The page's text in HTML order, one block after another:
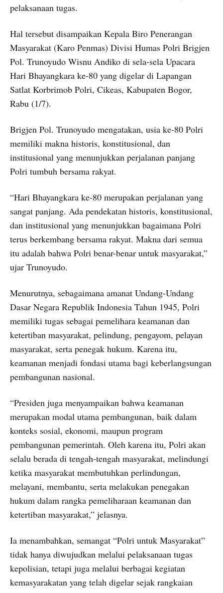
pelaksanaan tugas.
Hal tersebut disampaikan Kepala Biro Penerangan
Masyarakat (Karo Penmas) Divisi Humas Polri Brigjen
Pol. Trunoyudo Wisnu Andiko di sela-sela Upacara
Hari Bhayangkara ke-80 yang digelar di Lapangan
Satlat Korbrimob Polri, Cikeas, Kabupaten Bogor,
Rabu (1/7).
Brigjen Pol. Trunoyudo mengatakan, usia ke-80 Polri
memiliki makna historis, konstitusional, dan
institusional yang menunjukkan perjalanan panjang
Polri tumbuh bersama rakyat.
“Hari Bhayangkara ke-80 merupakan perjalanan yang
sangat panjang. Ada pendekatan historis, konstitusional,
dan institusional yang menunjukkan bagaimana Polri
terus berkembang bersama rakyat. Makna dari semua
itu adalah bahwa Polri benar-benar untuk masyarakat,”
ujar Trunoyudo.
Menurutnya, sebagaimana amanat Undang-Undang
Dasar Negara Republik Indonesia Tahun 1945, Polri
memiliki tugas sebagai pemelihara keamanan dan
ketertiban masyarakat, pelindung, pengayom, pelayan
masyarakat, serta penegak hukum. Karena itu,
keamanan menjadi fondasi utama bagi keberlangsungan
pembangunan nasional.
“Presiden juga menyampaikan bahwa keamanan
merupakan modal utama pembangunan, baik dalam
konteks sosial, ekonomi, maupun program
pembangunan pemerintah. Oleh karena itu, Polri akan
selalu berada di tengah-tengah masyarakat, melindungi
ketika masyarakat membutuhkan perlindungan,
melayani, membantu, serta melakukan penegakan
hukum dalam rangka pemeliharaan keamanan dan
ketertiban masyarakat,” jelasnya.
Ia menambahkan, semangat “Polri untuk Masyarakat”
tidak hanya diwujudkan melalui pelaksanaan tugas
kepolisian, tetapi juga melalui berbagai kegiatan
kemasyarakatan yang telah digelar sejak rangkaian